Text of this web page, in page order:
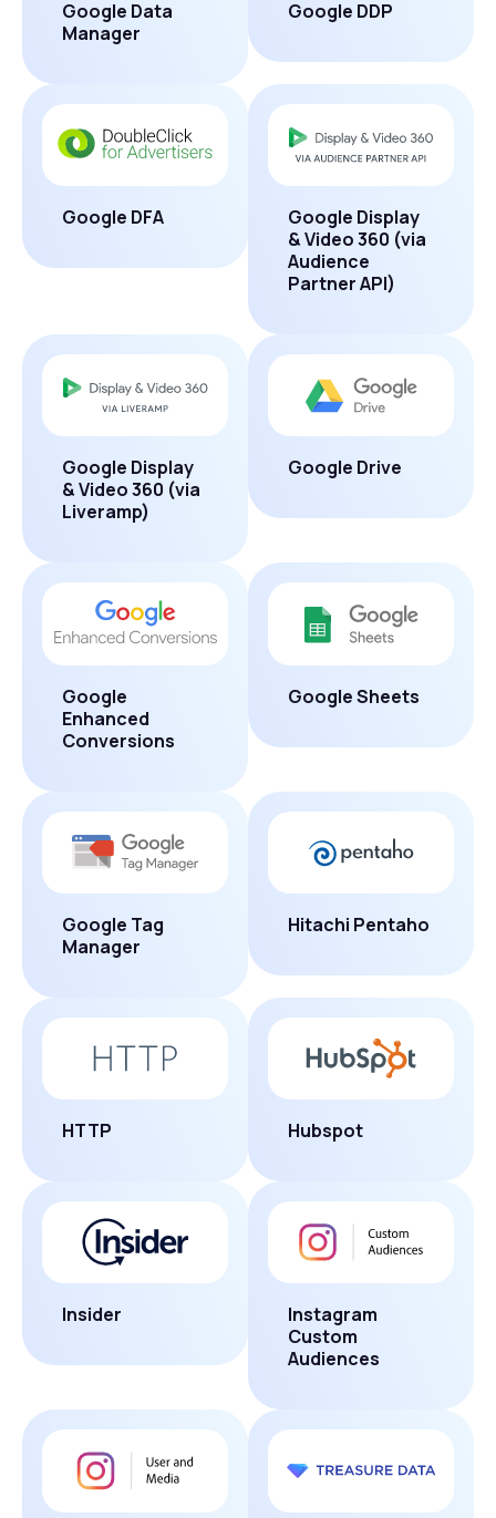
Google Data
Manager
Google DDP
Google DFA
Google Display
& Video 360 (via
Audience
Partner API)
Google Display
& Video 360 (via
Liveramp)
Google Drive
Google
Enhanced
Conversions
Google Sheets
Google Tag
Manager
Hitachi Pentaho
HTTP Hubspot
Insider
Instagram
Custom
Audiences